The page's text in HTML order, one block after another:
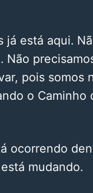
está aqui.
Não
pois somos
o Caminho
ocorrendo
mudando.